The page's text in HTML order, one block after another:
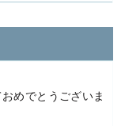
めでとうございま